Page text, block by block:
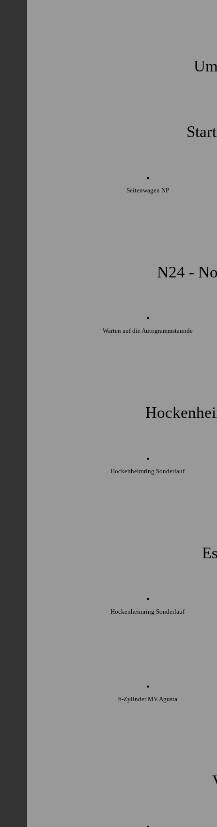
Seitenwagen NP
N24 -
Warten auf die Autogrammstaunde
Hockenheimring Sonderlauf
Hockenheimring Sonderlauf
6-Zylinder MV Agusta